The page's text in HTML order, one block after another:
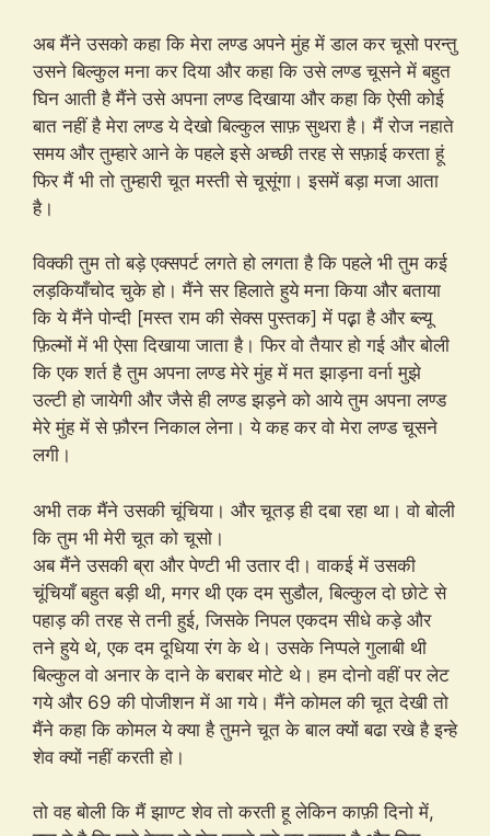
अब मैंने उसको कहा कि मेरा लण्ड अपने मुंह में डाल कर चूसो परन्तु
उसने बिल्कुल मना कर दिया और कहा कि उसे लण्ड चूसने में बहुत
घिन आती है मैंने उसे अपना लण्ड दिखाया और कहा कि ऐसी कोई
बात नहीं है मेरा लण्ड ये देखो बिल्कुल साफ़ सुथरा है। मैं रोज नहाते
समय और तुम्हारे आने के पहले इसे अच्छी तरह से सफ़ाई करता हूं
फिर मैं भी तो तुम्हारी चूत मस्ती से चूसूंगा। इसमें बड़ा मजा आता
है।
विक्की तुम तो बड़े एक्सपर्ट लगते हो लगता है कि पहले भी तुम कई
लड़कियाँचोद चुके हो। मैंने सर हिलाते हुये मना किया और बताया
कि ये मैंने पोन्दी [मस्त राम की सेक्स पुस्तक] में पढ़़ा है और ब्ल्यू
फ़िल्मों में भी ऐसा दिखाया जाता है। फिर वो तैयार हो गई और बोली
कि एक शर्त है तुम अपना लण्ड मेरे मुंह में मत झाड़ना वर्ना मुझे
उल्टी हो जायेगी और जैसे ही लण्ड झड़ने को आये तुम अपना लण्ड
मेरे मुंह में से फ़ौरन निकाल लेना। ये कह कर वो मेरा लण्ड चूसने
लगी।
अभी तक मैंने उसकी चूंचिया। और चूतड़ ही दबा रहा था। वो बोली
कि तुम भी मेरी चूत को चूसो।
अब मैंने उसकी ब्रा और पेण्टी भी उतार दी। वाकई में उसकी
चूंचियाँ बहुत बड़ी थी, मगर थी एक दम सुडौल, बिल्कुल दो छोटे से
पहाड़ की तरह से तनी हुई, जिसके निपल एकदम सीधे कड़े और
तने हुये थे, एक दम दूधिया रंग के थे। उसके निप्पले गुलाबी थी
बिल्कुल वो अनार के दाने के बराबर मोटे थे। हम दोनो वहीं पर लेट
गये और 69 की पोजीशन में आ गये। मैंने कोमल की चूत देखी तो
मैंने कहा कि कोमल ये क्या है तुमने चूत के बाल क्यों बढा रखे है इन्हे
शेव क्यों नहीं करती हो।
तो वह बोली कि मैं झाण्ट शेव तो करती हू लेकिन काफ़ी दिनो में,